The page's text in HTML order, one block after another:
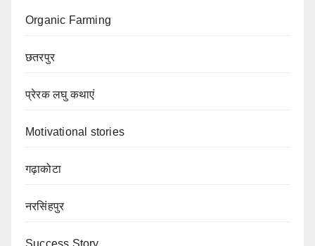
Organic Farming
छतरपुर
प्रेरक लघु कथाएं
Motivational stories
गढ़ाकोटा
नरसिंहपुर